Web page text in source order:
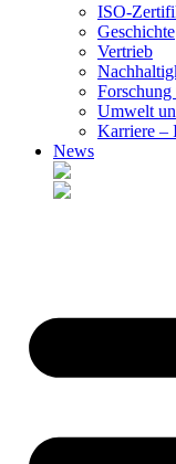
ISO-
Geschichte
Vertrieb
Umwelt
Karriere –
News